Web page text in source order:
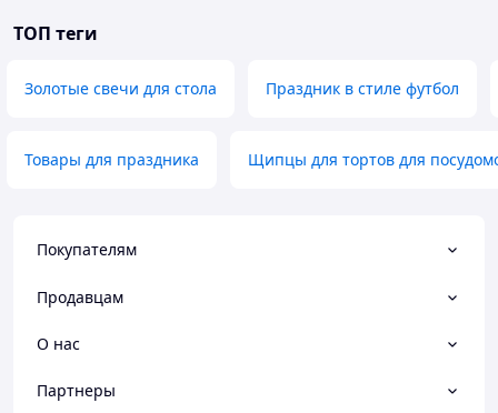
ТОП теги
Золотые свечи для стола Праздник в стиле футбол
Товары для праздника Щипцы для тортов для
Покупателям
Продавцам
О нас
Партнеры